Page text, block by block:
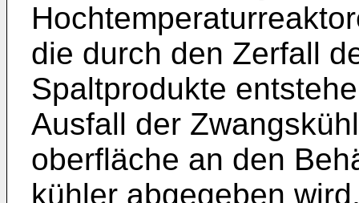
die durch den Zerfall
Spaltprodukte
Ausfall der
oberfläche an den
kühler abgegeben